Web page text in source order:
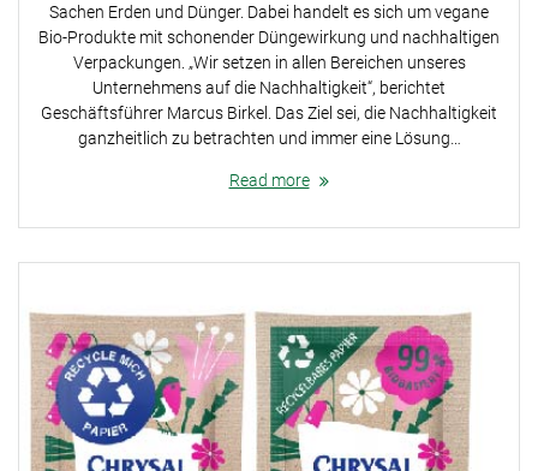
Sachen Erden und Dünger. Dabei handelt es sich um vegane
Bio-Produkte mit schonender Düngewirkung und nachhaltigen
Verpackungen. „Wir setzen in allen Bereichen unseres
Unternehmens auf die Nachhaltigkeit“, berichtet
Geschäftsführer Marcus Birkel. Das Ziel sei, die Nachhaltigkeit
ganzheitlich zu betrachten und immer eine Lösung…
Read more